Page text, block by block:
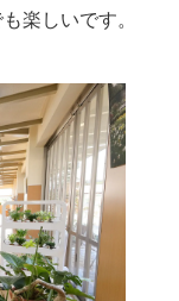
楽しいです。